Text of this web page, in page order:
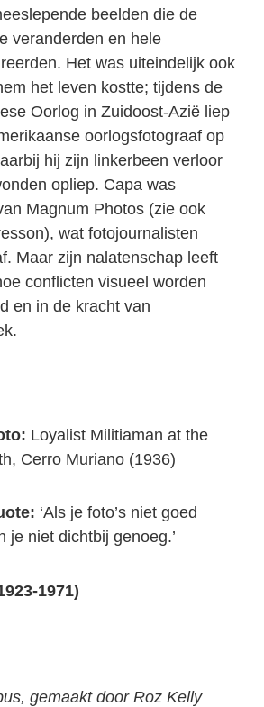
beelden die de
veranderden en hele
Het was uiteindelijk ook
het leven kostte; tijdens de
Oorlog in Zuidoost-Azië liep
oorlogsfotograaf op
hij zijn linkerbeen verloor
opliep. Capa was
Magnum Photos (zie ook
wat fotojournalisten
Maar zijn nalatenschap leeft
conflicten visueel worden
en in de kracht van
Loyalist Militiaman at the
Cerro Muriano (1936)
‘Als je foto’s niet goed
je niet dichtbij genoeg.’
1971)
gemaakt door Roz Kelly